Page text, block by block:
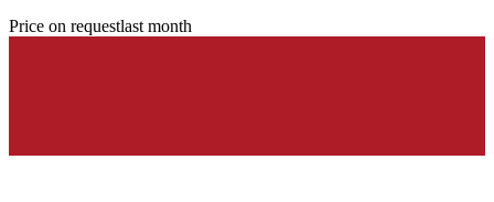
Price on requestlast month